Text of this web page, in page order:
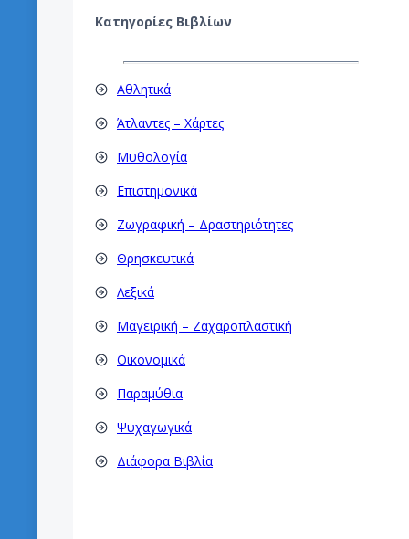
Κατηγορίες Βιβλίων
Αθλητικά
Άτλαντες – Χάρτες
Μυθολογία
Επιστημονικά
Ζωγραφική – Δραστηριότητες
Θρησκευτικά
Λεξικά
Μαγειρική – Ζαχαροπλαστική
Οικονομικά
Παραμύθια
Ψυχαγωγικά
Διάφορα Βιβλία